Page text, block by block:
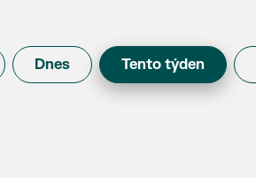
Dnes Tento týden